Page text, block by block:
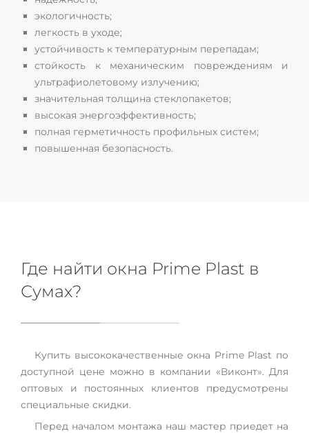
экологичность;
легкость в уходе;
устойчивость к температурным перепадам;
стойкость к механическим повреждениям и
ультрафиолетовому излучению;
значительная толщина стеклопакетов;
высокая энергоэффективность;
полная герметичность профильных систем;
повышенная безопасность.
Где найти окна Prime Plast в
Сумах?
Купить высококачественные окна Prime Plast по
доступной цене можно в компании «Виконт». Для
оптовых и постоянных клиентов предусмотрены
специальные скидки.
Перед началом монтажа наш мастер приедет на